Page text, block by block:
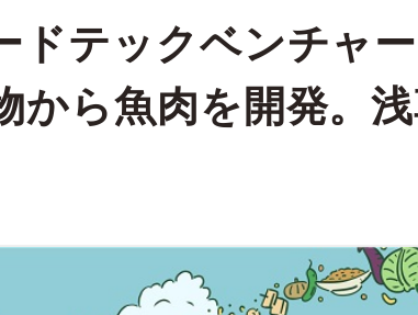
ドテックベンチャ
から魚肉を開発。